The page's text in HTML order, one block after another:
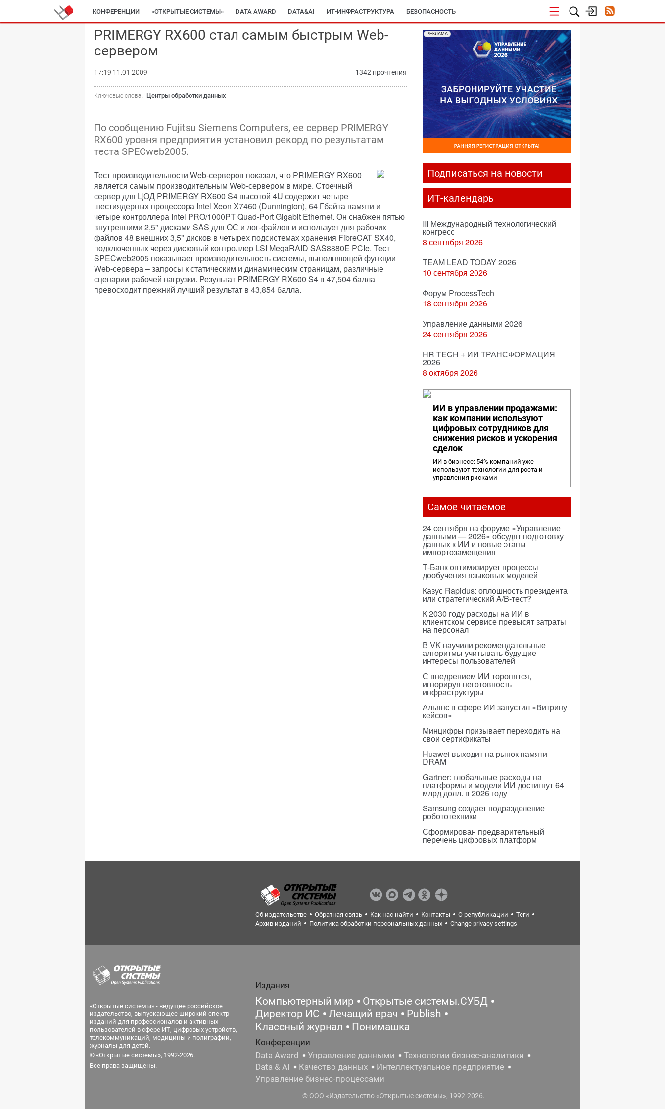
КОНФЕРЕНЦИИ «ОТКРЫТЫЕ СИСТЕМЫ» DATA AWARD DATA&AI ИТ-ИНФРАСТРУКТУРА БЕЗОПАСНОСТЬ
PRIMERGY RX600 стал самым быстрым Web-
сервером
17:19 11.01.2009 1342 прочтения
Ключевые слова : Центры обработки данных
По сообщению Fujitsu Siemens Computers, ее сервер PRIMERGY
RX600 уровня предприятия установил рекорд по результатам
теста SPECweb2005.
Тест производительности Web-серверов показал, что PRIMERGY RX600
является самым производительным Web-сервером в мире. Стоечный
сервер для ЦОД PRIMERGY RX600 S4 высотой 4U содержит четыре
шестиядерных процессора Intel Xeon X7460 (Dunnington), 64 Гбайта памяти и
четыре контроллера Intel PRO/1000PT Quad-Port Gigabit Ethernet. Он снабжен пятью
внутренними 2,5" дисками SAS для ОС и лог-файлов и использует для рабочих
файлов 48 внешних 3,5" дисков в четырех подсистемах хранения FibreCAT SX40,
подключенных через дисковый контроллер LSI MegaRAID SAS8880E PCIe. Тест
SPECweb2005 показывает производительность системы, выполняющей функции
Web-сервера – запросы к статическим и динамическим страницам, различные
сценарии рабочей нагрузки. Результат PRIMERGY RX600 S4 в 47,504 балла
превосходит прежний лучший результат в 43,854 балла.
РЕКЛАМА
Подписаться на новости
ИТ-календарь
III Международный технологический
конгресс
8 сентября 2026
TEAM LEAD TODAY 2026
10 сентября 2026
Форум ProcessTech
18 сентября 2026
Управление данными 2026
24 сентября 2026
HR TECH + ИИ ТРАНСФОРМАЦИЯ
2026
8 октября 2026
ИИ в управлении продажами:
как компании используют
цифровых сотрудников для
снижения рисков и ускорения
сделок
ИИ в бизнесе: 54% компаний уже
используют технологии для роста и
управления рисками
Самое читаемое
24 сентября на форуме «Управление
данными — 2026» обсудят подготовку
данных к ИИ и новые этапы
импортозамещения
Т-Банк оптимизирует процессы
дообучения языковых моделей
Казус Rapidus: оплошность президента
или стратегический A/B-тест?
К 2030 году расходы на ИИ в
клиентском сервисе превысят затраты
на персонал
В VK научили рекомендательные
алгоритмы учитывать будущие
интересы пользователей
С внедрением ИИ торопятся,
игнорируя неготовность
инфраструктуры
Альянс в сфере ИИ запустил «Витрину
кейсов»
Минцифры призывает переходить на
свои сертификаты
Huawei выходит на рынок памяти
DRAM
Gartner: глобальные расходы на
платформы и модели ИИ достигнут 64
млрд долл. в 2026 году
Samsung создает подразделение
робототехники
Сформирован предварительный
перечень цифровых платформ
Об издательстве Обратная связь Как нас найти Контакты О републикации
Теги
Архив изданий
Политика обработки персональных данных Change privacy settings
«Открытые системы» - ведущее российское
издательство, выпускающее широкий спектр
изданий для профессионалов и активных
пользователей в сфере ИТ, цифровых устройств,
телекоммуникаций, медицины и полиграфии,
журналы для детей.
© «Открытые системы», 1992-2026.
Все права защищены.
Издания
Компьютерный мир
Открытые системы.СУБД
Директор ИС
Лечащий врач
Publish
Классный журнал
Понимашка
Конференции
Data Award
Управление данными
Технологии бизнес-аналитики
Data & AI
Качество данных
Интеллектуальное предприятие
Управление бизнес-процессами
© ООО «Издательство «Открытые системы», 1992-2026.